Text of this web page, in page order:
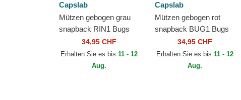
Capslab
Mützen gebogen grau
snapback RIN1 Bugs
Bunny Looney Tunes
von Capslab
34,95 CHF
Erhalten Sie es bis 11 - 12
Aug.
Capslab
Mützen gebogen rot
snapback BUG1 Bugs
Bunny Looney Tunes
von Capslab
34,95 CHF
Erhalten Sie es bis 11 - 12
Aug.